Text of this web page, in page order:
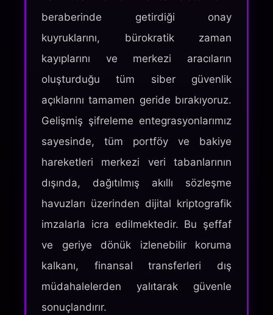
beraberinde getirdiği onay
kuyruklarını, bürokratik zaman
kayıplarını ve merkezi aracıların
oluşturduğu tüm siber güvenlik
açıklarını tamamen geride bırakıyoruz.
Gelişmiş şifreleme entegrasyonlarımız
sayesinde, tüm portföy ve bakiye
hareketleri merkezi veri tabanlarının
dışında, dağıtılmış akıllı sözleşme
havuzları üzerinden dijital kriptografik
imzalarla icra edilmektedir. Bu şeffaf
ve geriye dönük izlenebilir koruma
kalkanı, finansal transferleri dış
müdahalelerden yalıtarak güvenle
sonuçlandırır.